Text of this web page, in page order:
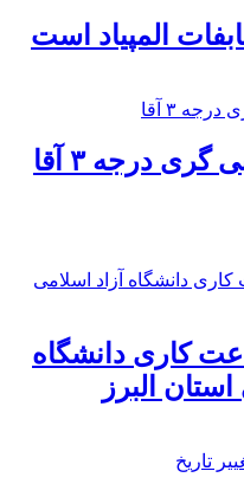
المپیاد است
درجه ۳ آقا
کاری دانشگاه
البرز